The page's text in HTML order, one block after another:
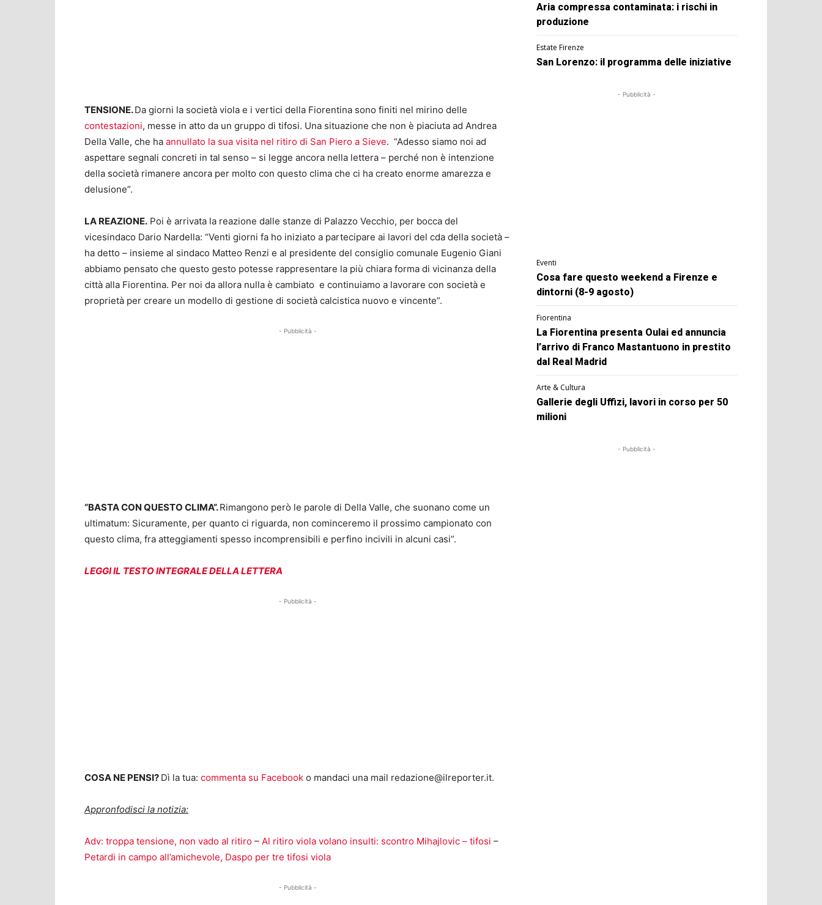
TENSIONE.Da giorni la società viola e i vertici della Fiorentina sono finiti nel mirino delle
contestazioni, messe in atto da un gruppo di tifosi. Una situazione che non è piaciuta ad Andrea
Della Valle, che ha annullato la sua visita nel ritiro di San Piero a Sieve. “Adesso siamo noi ad
aspettare segnali concreti in tal senso – si legge ancora nella lettera – perché non è intenzione
della società rimanere ancora per molto con questo clima che ci ha creato enorme amarezza e
delusione”.
LA REAZIONE. Poi è arrivata la reazione dalle stanze di Palazzo Vecchio, per bocca del
vicesindaco Dario Nardella: “Venti giorni fa ho iniziato a partecipare ai lavori del cda della società –
ha detto – insieme al sindaco Matteo Renzi e al presidente del consiglio comunale Eugenio Giani
abbiamo pensato che questo gesto potesse rappresentare la più chiara forma di vicinanza della
città alla Fiorentina. Per noi da allora nulla è cambiato e continuiamo a lavorare con società e
proprietà per creare un modello di gestione di società calcistica nuovo e vincente”.
- Pubblicità -
“BASTA CON QUESTO CLIMA”.Rimangono però le parole di Della Valle, che suonano come un
ultimatum: Sicuramente, per quanto ci riguarda, non cominceremo il prossimo campionato con
questo clima, fra atteggiamenti spesso incomprensibili e perfino incivili in alcuni casi”.
LEGGI IL TESTO INTEGRALE DELLA LETTERA
- Pubblicità -
COSA NE PENSI? Dì la tua: commenta su Facebook o mandaci una mail redazione@ilreporter.it.
Appronfodisci la notizia:
Adv: troppa tensione, non vado al ritiro – Al ritiro viola volano insulti: scontro Mihajlovic – tifosi –
Petardi in campo all’amichevole, Daspo per tre tifosi viola
- Pubblicità -
Aria compressa contaminata: i rischi in
produzione
Estate Firenze
San Lorenzo: il programma delle iniziative
- Pubblicità -
Eventi
Cosa fare questo weekend a Firenze e
dintorni (8-9 agosto)
Fiorentina
La Fiorentina presenta Oulai ed annuncia
l’arrivo di Franco Mastantuono in prestito
dal Real Madrid
Arte & Cultura
Gallerie degli Uffizi, lavori in corso per 50
milioni
- Pubblicità -